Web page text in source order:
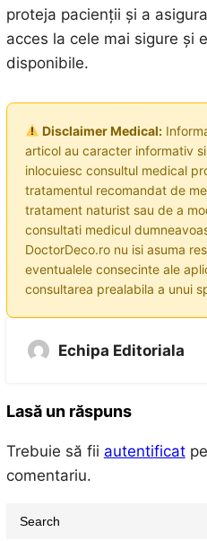
proteja pacienții și a
acces la cele mai sigure și
disponibile.
Disclaimer Medical:
articol au caracter informativ
inlocuiesc consultul medical
tratamentul recomandat de
tratament naturist sau de a
consultati medicul
DoctorDeco.ro nu isi asuma
eventualele consecinte ale
consultarea prealabila a unui
Echipa Editoriala
Lasă un răspuns
Trebuie să fii autentificat
comentariu.